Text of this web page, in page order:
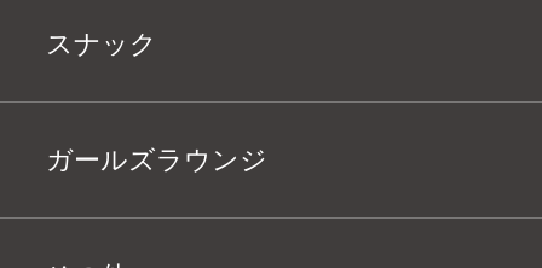
スナック
ガールズラウンジ